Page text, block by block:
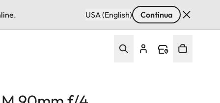
USA (English) Continua